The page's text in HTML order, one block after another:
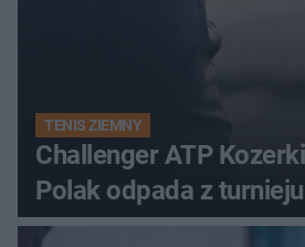
TENIS ZIEMNY
Challenger ATP
Polak odpada z turnieju